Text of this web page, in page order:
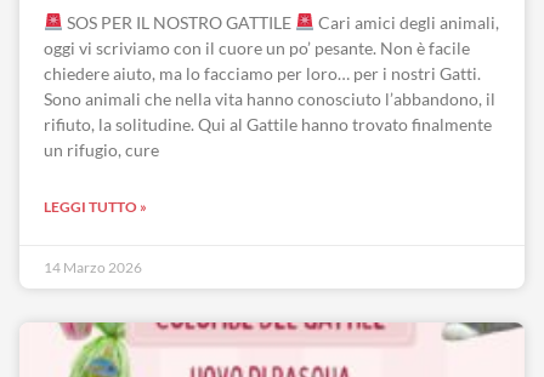
SOS PER IL NOSTRO GATTILE
Cari amici degli animali,
oggi vi scriviamo con il cuore un po’ pesante. Non è facile
chiedere aiuto, ma lo facciamo per loro… per i nostri Gatti.
Sono animali che nella vita hanno conosciuto l’abbandono, il
rifiuto, la solitudine. Qui al Gattile hanno trovato finalmente
un rifugio, cure
LEGGI TUTTO »
14 Marzo 2026